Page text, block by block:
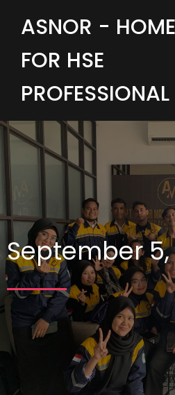
ASNOR - HOME
FOR HSE
PROFESSIONAL
September